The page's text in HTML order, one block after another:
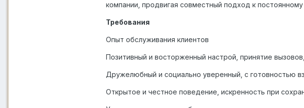
компании, продвигая совместный подход к
Требования
Опыт обслуживания клиентов
Позитивный и восторженный настрой, принятие
Дружелюбный и социально уверенный, с готовностью
Открытое и честное поведение, искренность при